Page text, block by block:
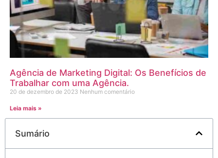
Agência de Marketing Digital: Os Benefícios de
Trabalhar com uma Agência.
20 de dezembro de 2023 Nenhum comentário
Leia mais »
Sumário